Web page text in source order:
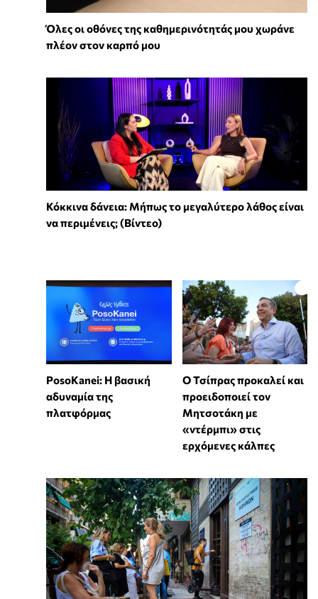
Όλες οι οθόνες της καθημερινότητάς μου χωράνε
πλέον στον καρπό μου
Κόκκινα δάνεια: Μήπως το μεγαλύτερο λάθος είναι
να περιμένεις; (Βίντεο)
PosoKanei: Η βασική
αδυναμία της
πλατφόρμας
Ο Τσίπρας προκαλεί και
προειδοποιεί τον
Μητσοτάκη με
«ντέρμπι» στις
ερχόμενες κάλπες